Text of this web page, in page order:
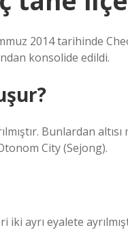
2014 tarihinde
konsolide edildi.
Bunlardan
City (Sejong).
iki ayrı eyalete